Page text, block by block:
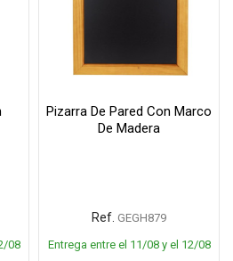
08
Pizarra De Pared Con Marco
De Madera
Ref. GEGH879
Entrega entre el 11/08 y el 12/08